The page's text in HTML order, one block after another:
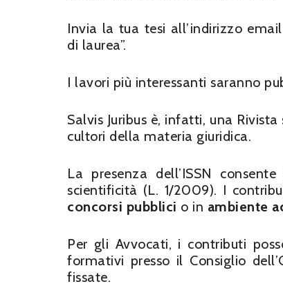
Invia la tua tesi all’indirizzo email
di laurea”.
I lavori più interessanti saranno
Salvis Juribus è, infatti, una
cultori della materia giuridica.
La presenza dell’ISSN
scientificità (L. 1/2009). I
concorsi pubblici o in ambiente
Per gli Avvocati, i contributi
formativi presso il Consiglio
fissate.